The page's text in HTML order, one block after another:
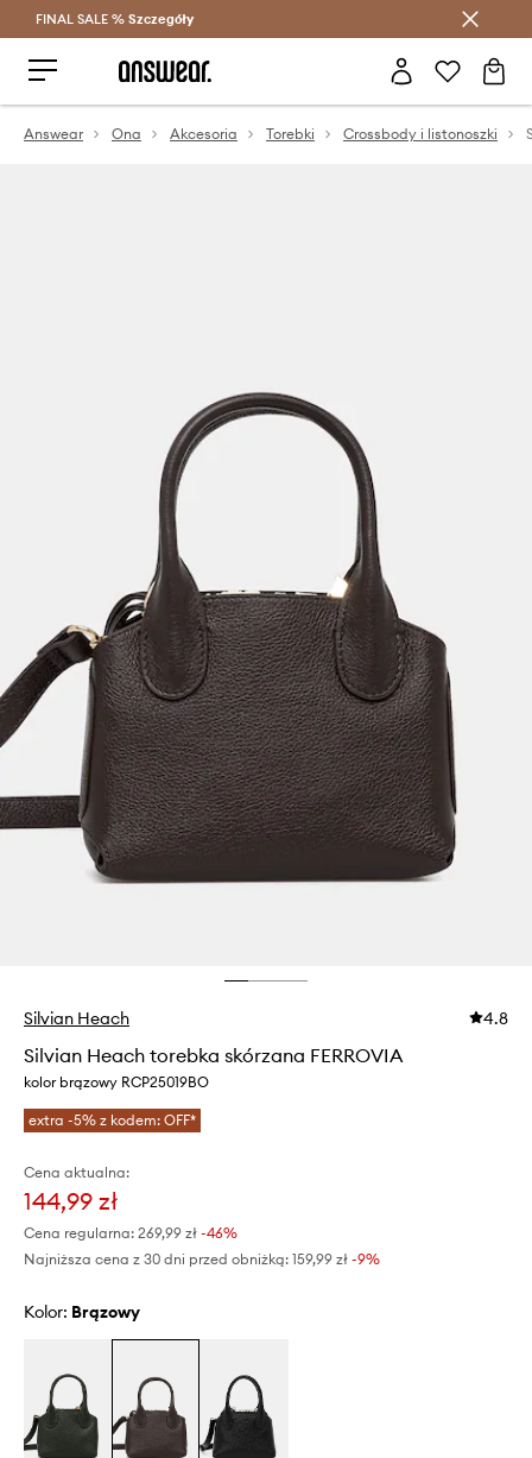
Oszczędzaj z Answear Club >
FINAL SALE % Szczegóły
Answear Ona Akcesoria Torebki Crossbody i listonoszki
Silvian Heach 4.8
Silvian Heach torebka skórzana FERROVIA
kolor brązowy RCP25019BO
extra -5% z kodem: OFF*
Cena aktualna:
144,99 zł
Cena regularna: 269,99 zł -46%
Najniższa cena z 30 dni przed obniżką: 159,99 zł -9%
Kolor: brązowy